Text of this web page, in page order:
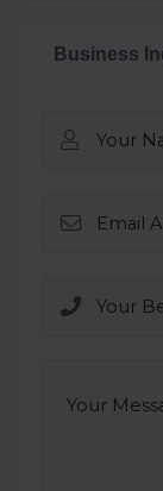
Business